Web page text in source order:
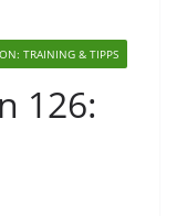
TRAINING & TIPPS
126: